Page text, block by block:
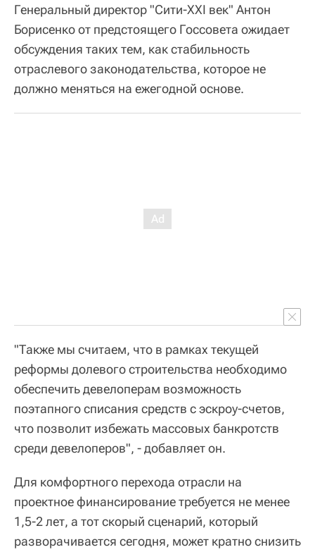
Генеральный директор "Сити-XXI век" Антон
Борисенко от предстоящего Госсовета ожидает
обсуждения таких тем, как стабильность
отраслевого законодательства, которое не
должно меняться на ежегодной основе.
"Также мы считаем, что в рамках текущей
реформы долевого строительства необходимо
обеспечить девелоперам возможность
поэтапного списания средств с эскроу-счетов,
что позволит избежать массовых банкротств
среди девелоперов", - добавляет он.
Для комфортного перехода отрасли на
проектное финансирование требуется не менее
1,5-2 лет, а тот скорый сценарий, который
разворачивается сегодня, может кратно снизить